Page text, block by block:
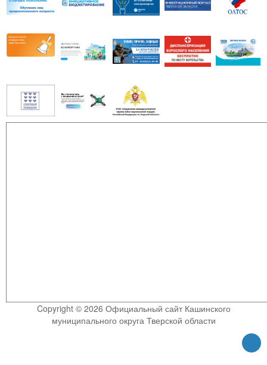
Copyright © 2026 Официальный сайт Кашинского
муниципального округа Тверской области